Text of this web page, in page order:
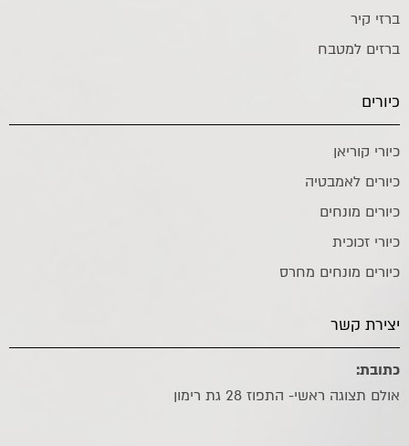
ברזי קיר
ברזים למטבח
כיורים
כיורי קוריאן
כיורים לאמבטיה
כיורים מונחים
כיורי זכוכית
כיורים מונחים מחרס
יצירת קשר
כתובת:
אולם תצוגה ראשי- התפוז 28 גת רימון